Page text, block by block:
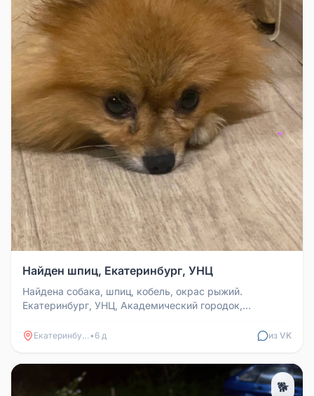
Найден шпиц, Екатеринбург, УНЦ
Найдена собака, шпиц, кобель, окрас рыжий.
Екатеринбург, УНЦ, Академический городок,
Екатеринбург•6 д из VK
🐕